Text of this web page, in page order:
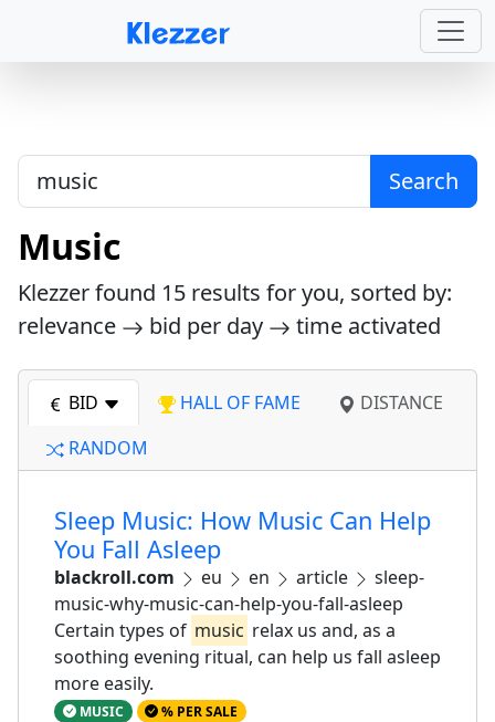
Search
Music
Klezzer found 15 results for you, sorted by:
relevance
bid per day time activated
BID HALL OF FAME
DISTANCE
RANDOM
Sleep Music: How Music Can Help
You Fall Asleep
blackroll.com eu en article
sleep-
music-why-music-can-help-you-fall-asleep
Certain types of music relax us and, as a
soothing evening ritual, can help us fall asleep
more easily.
MUSIC % PER SALE